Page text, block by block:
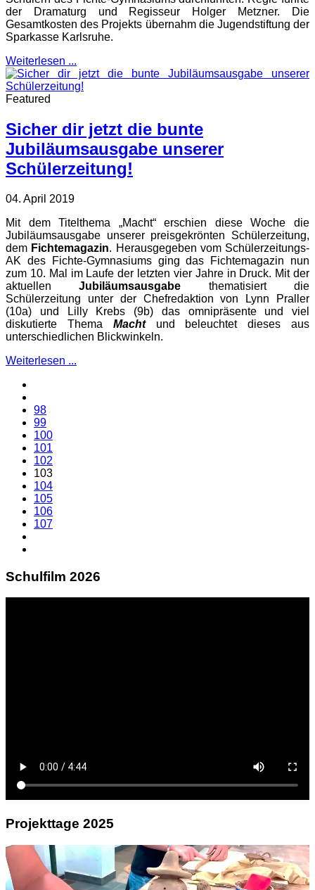
der Dramaturg und Regisseur Holger Metzner. Die
Gesamtkosten des Projekts übernahm die Jugendstiftung der
Sparkasse Karlsruhe.
Weiterlesen ...
Featured
Sicher dir jetzt die bunte
Jubiläumsausgabe unserer
Schülerzeitung!
04. April 2019
Mit dem Titelthema „Macht“ erschien diese Woche die
Jubiläumsausgabe unserer preisgekrönten Schülerzeitung,
dem Fichtemagazin. Herausgegeben vom Schülerzeitungs-
AK des Fichte-Gymnasiums ging das Fichtemagazin nun
zum 10. Mal im Laufe der letzten vier Jahre in Druck. Mit der
aktuellenJubiläumsausgabe thematisiert die
Schülerzeitung unter der Chefredaktion von Lynn Praller
(10a) und Lilly Krebs (9b) das omnipräsente und viel
diskutierte Thema
Machtund beleuchtet dieses aus
unterschiedlichen Blickwinkeln.
Weiterlesen ...
98
99
100
101
102
103
104
105
106
107
Schulfilm 2026
Projekttage 2025